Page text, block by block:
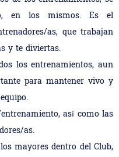
en los mismos. Es el
as, que trabajan
y te diviertas.
los entrenamientos, aun
para mantener vivo y
así como las
as.
mayores dentro del Club,